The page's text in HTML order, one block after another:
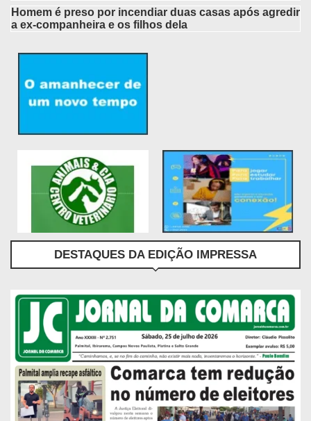
Homem é preso por incendiar duas casas após agredir
a ex-companheira e os filhos dela
DESTAQUES DA EDIÇÃO IMPRESSA